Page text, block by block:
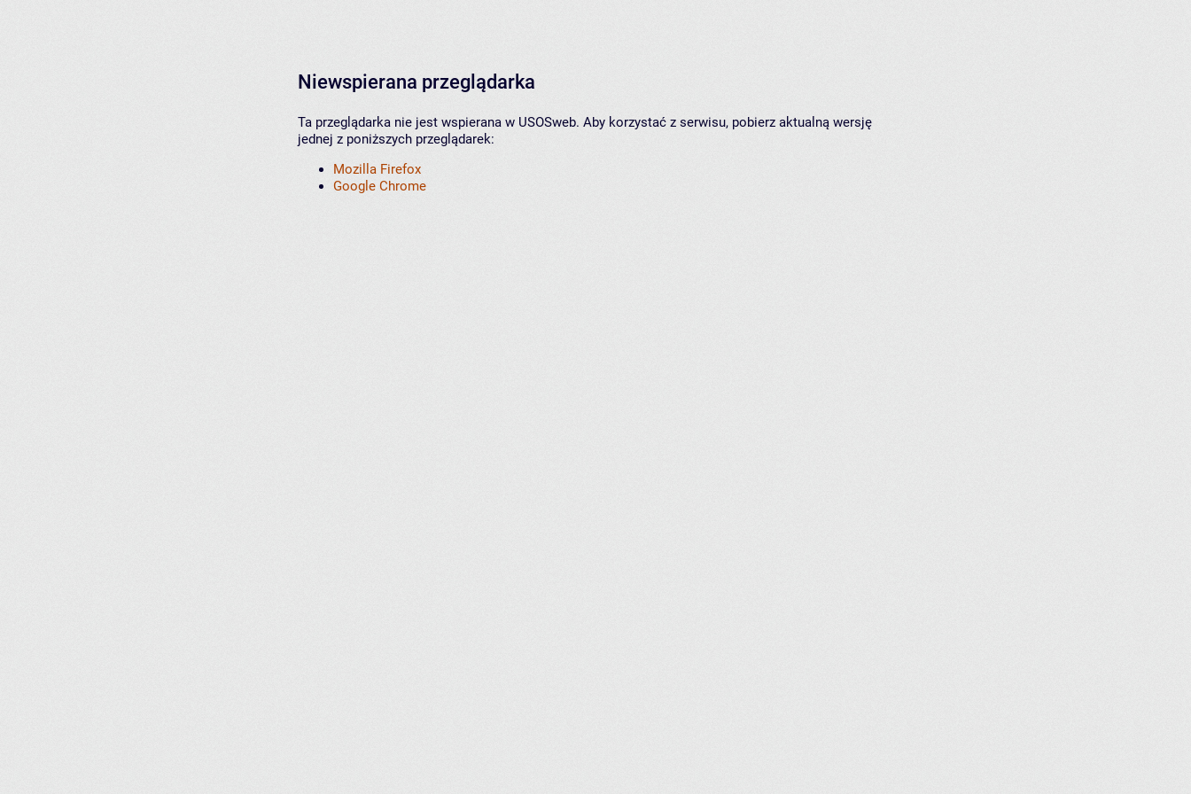
Niewspierana przeglądarka
Ta przeglądarka nie jest wspierana w USOSweb. Aby korzystać z serwisu, pobierz aktualną wersję
jednej z poniższych przeglądarek:
Mozilla Firefox
Google Chrome